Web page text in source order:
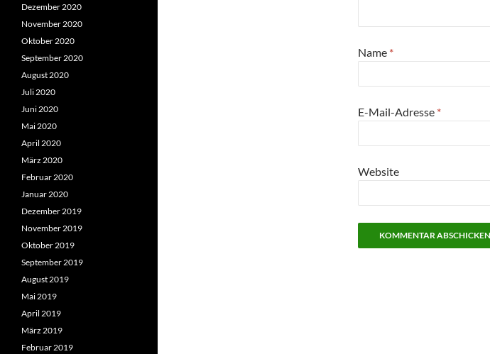
Name *
E-Mail-Adresse *
Website
Dezember 2020
November 2020
Oktober 2020
September 2020
August 2020
Juli 2020
Juni 2020
Mai 2020
April 2020
März 2020
Februar 2020
Januar 2020
Dezember 2019
November 2019
Oktober 2019
September 2019
August 2019
Mai 2019
April 2019
März 2019
Februar 2019